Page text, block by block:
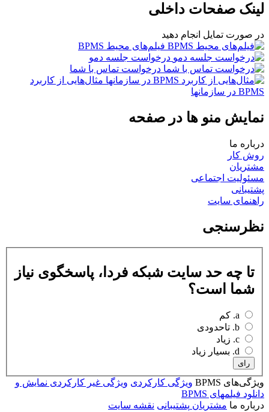
لینک صفحات داخلی
در صورت تمایل انجام دهید
فیلم‌های محیط BPMS
درخواست جلسه دمو
درخواست تماس با شما
مثال‌هایی از کاربرد
BPMS در سازمانها
نمایش منو ها در صفحه
درباره ما
روش کار
مشتریان
مسئولیت اجتماعی
پشتیبانی
راهنمای سایت
نظرسنجی
تا چه حد سایت شبکه فردا، پاسخگوی نیاز
شما است؟
رای
ویژگی‌های BPMS ویژگی کارکردی ویژگی غیر کارکردی نمایش و
دانلود فیلمهای BPMS
درباره ما مشتریان پشتیبانی نقشه سایت